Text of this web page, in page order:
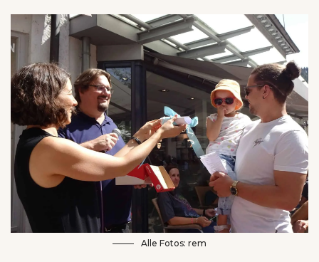
Alle Fotos: rem